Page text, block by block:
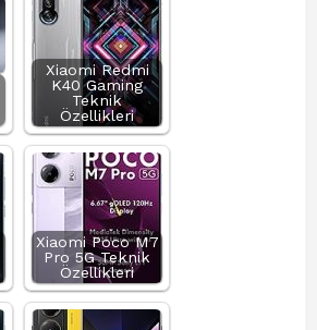
Xiaomi Redmi
K40 Gaming
Teknik
Özellikleri
Xiaomi Poco M7
Pro 5G Teknik
Özellikleri